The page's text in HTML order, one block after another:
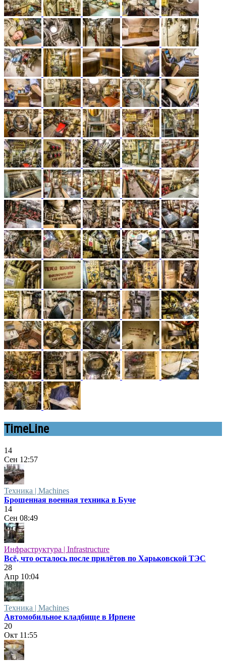
TimeLine
14
Сен 12:57
Техника | Machines
Брошенная военная техника в Буче
14
Сен 08:49
Инфраструктура | Infrastructure
Всё, что осталось после прилётов по Харьковской ТЭС
28
Апр 10:04
Техника | Machines
Автомобильное кладбище в Ирпене
20
Окт 11:55